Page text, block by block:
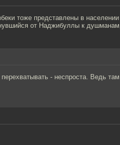
тоже представлены в
от Наджибуллы к
- неспроста. Ведь